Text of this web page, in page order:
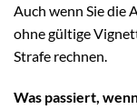
Auch wenn Sie die
ohne gültige
Strafe rechnen.
Was passiert,